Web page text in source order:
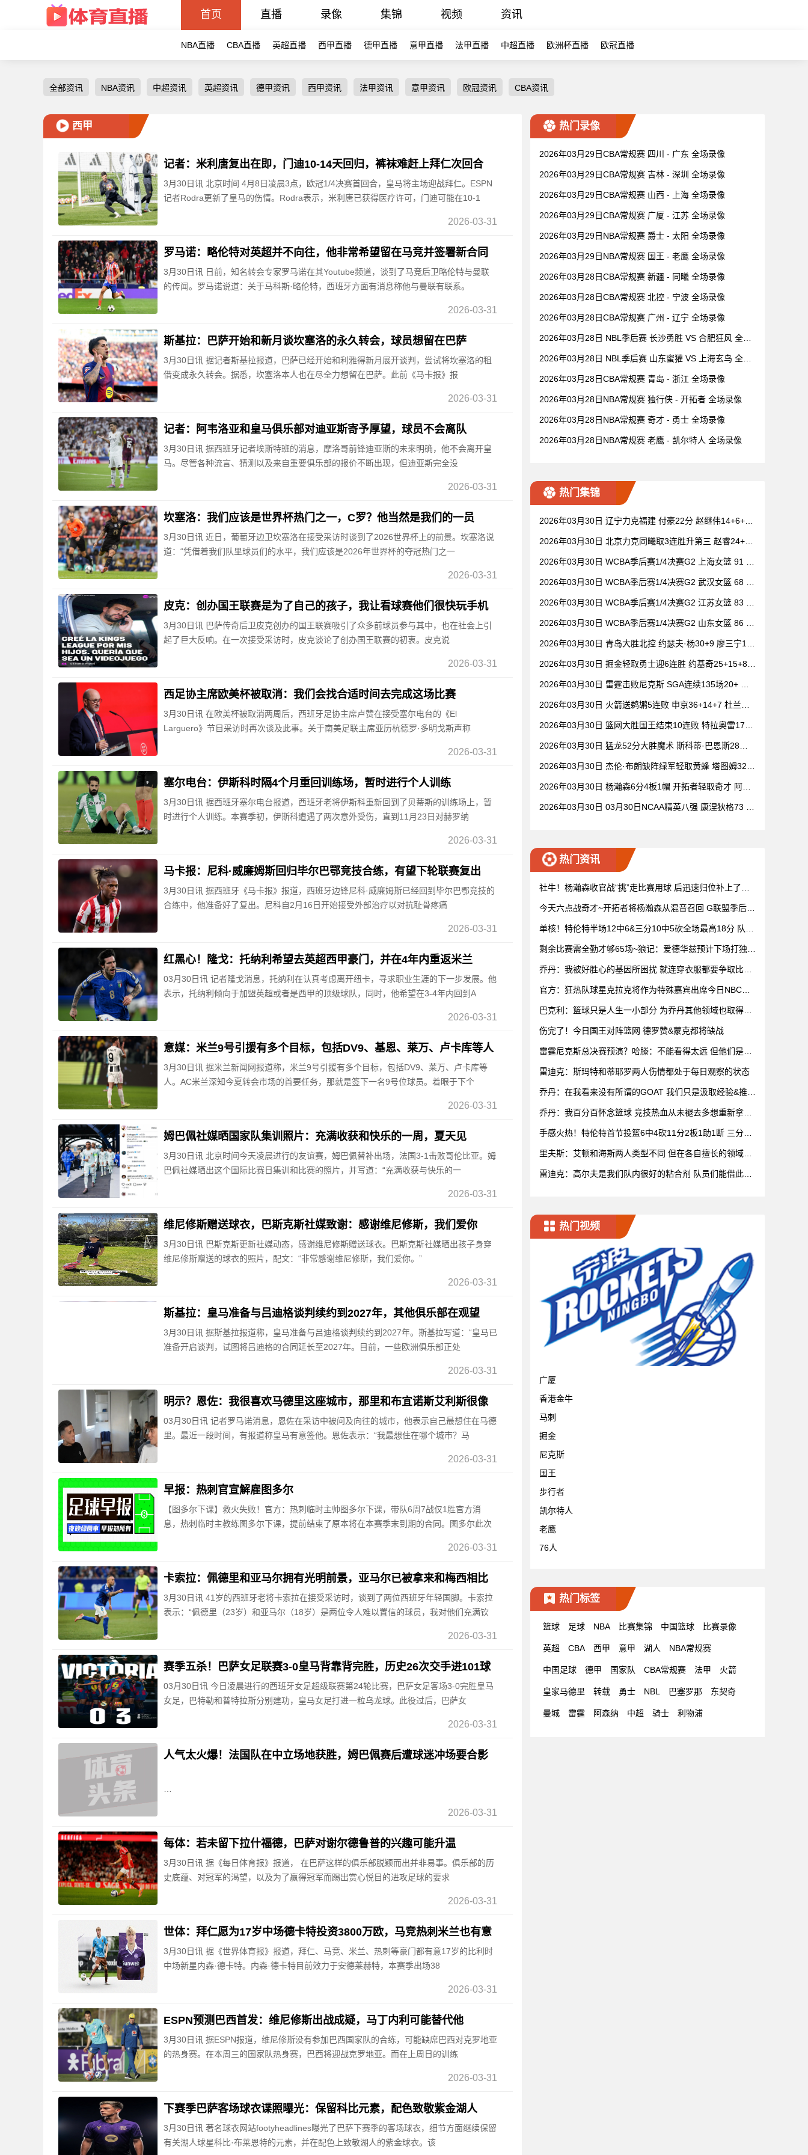
首页 直播 录像 集锦 视频 资讯
NBA直播 CBA直播 英超直播 西甲直播 德甲直播 意甲直播 法甲直播 中超直播 欧洲杯直播 欧冠直播
全部资讯 NBA资讯 中超资讯 英超资讯 德甲资讯 西甲资讯 法甲资讯 意甲资讯 欧冠资讯 CBA资讯
西甲
记者：米利唐复出在即，门迪10-14天回归，裤袜难赶上拜仁次回合
3月30日讯 北京时间 4月8日凌晨3点，欧冠1/4决赛首回合，皇马将主场迎战拜仁。ESPN
记者Rodra更新了皇马的伤情。Rodra表示，米利唐已获得医疗许可，门迪可能在10-1
2026-03-31
罗马诺：略伦特对英超并不向往，他非常希望留在马竞并签署新合同
3月30日讯 日前，知名转会专家罗马诺在其Youtube频道，谈到了马竞后卫略伦特与曼联
的传闻。罗马诺说道：关于马科斯·略伦特，西班牙方面有消息称他与曼联有联系。
2026-03-31
斯基拉：巴萨开始和新月谈坎塞洛的永久转会，球员想留在巴萨
3月30日讯 据记者斯基拉报道，巴萨已经开始和利雅得新月展开谈判，尝试将坎塞洛的租
借变成永久转会。据悉，坎塞洛本人也在尽全力想留在巴萨。此前《马卡报》报
2026-03-31
记者：阿韦洛亚和皇马俱乐部对迪亚斯寄予厚望，球员不会离队
3月30日讯 据西班牙记者埃斯特班的消息，摩洛哥前锋迪亚斯的未来明确，他不会离开皇
马。尽管各种流言、猜测以及来自重要俱乐部的报价不断出现，但迪亚斯完全没
2026-03-31
坎塞洛：我们应该是世界杯热门之一，C罗？他当然是我们的一员
3月30日讯 近日，葡萄牙边卫坎塞洛在接受采访时谈到了2026世界杯上的前景。坎塞洛说
道：“凭借着我们队里球员们的水平，我们应该是2026年世界杯的夺冠热门之一
2026-03-31
皮克：创办国王联赛是为了自己的孩子，我让看球赛他们很快玩手机
3月30日讯 巴萨传奇后卫皮克创办的国王联赛吸引了众多前球员参与其中，也在社会上引
起了巨大反响。在一次接受采访时，皮克谈论了创办国王联赛的初衷。皮克说
2026-03-31
西足协主席欧美杯被取消：我们会找合适时间去完成这场比赛
3月30日讯 在欧美杯被取消两周后，西班牙足协主席卢赞在接受塞尔电台的《El
Larguero》节目采访时再次谈及此事。关于南美足联主席亚历杭德罗·多明戈斯声称
2026-03-31
塞尔电台：伊斯科时隔4个月重回训练场，暂时进行个人训练
3月30日讯 据西班牙塞尔电台报道，西班牙老将伊斯科重新回到了贝蒂斯的训练场上，暂
时进行个人训练。本赛季初，伊斯科遭遇了两次意外受伤，直到11月23日对赫罗纳
2026-03-31
马卡报：尼科·威廉姆斯回归毕尔巴鄂竞技合练，有望下轮联赛复出
3月30日讯 据西班牙《马卡报》报道，西班牙边锋尼科·威廉姆斯已经回到毕尔巴鄂竞技的
合练中，他准备好了复出。尼科自2月16日开始接受外部治疗以对抗耻骨疼痛
2026-03-31
红黑心！隆戈：托纳利希望去英超西甲豪门，并在4年内重返米兰
03月30日讯 记者隆戈消息，托纳利在认真考虑离开纽卡，寻求职业生涯的下一步发展。他
表示，托纳利倾向于加盟英超或者是西甲的顶级球队，同时，他希望在3-4年内回到A
2026-03-31
意媒：米兰9号引援有多个目标，包括DV9、基恩、莱万、卢卡库等人
3月30日讯 据米兰新闻网报道称，米兰9号引援有多个目标，包括DV9、莱万、卢卡库等
人。AC米兰深知今夏转会市场的首要任务，那就是签下一名9号位球员。着眼于下个
2026-03-31
姆巴佩社媒晒国家队集训照片：充满收获和快乐的一周，夏天见
3月30日讯 北京时间今天凌晨进行的友谊赛，姆巴佩替补出场，法国3-1击败哥伦比亚。姆
巴佩社媒晒出这个国际比赛日集训和比赛的照片，并写道：“充满收获与快乐的一
2026-03-31
维尼修斯赠送球衣，巴斯克斯社媒致谢：感谢维尼修斯，我们爱你
3月30日讯 巴斯克斯更新社媒动态，感谢维尼修斯赠送球衣。巴斯克斯社媒晒出孩子身穿
维尼修斯赠送的球衣的照片，配文：“非常感谢维尼修斯，我们爱你。”
2026-03-31
斯基拉：皇马准备与吕迪格谈判续约到2027年，其他俱乐部在观望
3月30日讯 据斯基拉报道称，皇马准备与吕迪格谈判续约到2027年。斯基拉写道：“皇马已
准备开启谈判，试图将吕迪格的合同延长至2027年。目前，一些欧洲俱乐部正处
2026-03-31
明示？恩佐：我很喜欢马德里这座城市，那里和布宜诺斯艾利斯很像
03月30日讯 记者罗马诺消息，恩佐在采访中被问及向往的城市，他表示自己最想住在马德
里。最近一段时间，有报道称皇马有意签他。恩佐表示：“我最想住在哪个城市？马
2026-03-31
早报：热刺官宣解雇图多尔
【图多尔下课】救火失败！官方：热刺临时主帅图多尔下课，带队6周7战仅1胜官方消
息，热刺临时主教练图多尔下课，提前结束了原本将在本赛季末到期的合同。图多尔此次
2026-03-31
卡索拉：佩德里和亚马尔拥有光明前景，亚马尔已被拿来和梅西相比
3月30日讯 41岁的西班牙老将卡索拉在接受采访时，谈到了两位西班牙年轻国脚。卡索拉
表示：“佩德里（23岁）和亚马尔（18岁）是两位令人难以置信的球员，我对他们充满钦
2026-03-31
赛季五杀！巴萨女足联赛3-0皇马背靠背完胜，历史26次交手进101球
03月30日讯 今日凌晨进行的西班牙女足超级联赛第24轮比赛，巴萨女足客场3-0完胜皇马
女足，巴特勒和普特拉斯分别建功，皇马女足打进一粒乌龙球。此役过后，巴萨女
2026-03-31
人气太火爆！法国队在中立场地获胜，姆巴佩赛后遭球迷冲场要合影
2026-03-31
每体：若未留下拉什福德，巴萨对谢尔德鲁普的兴趣可能升温
3月30日讯 据《每日体育报》报道， 在巴萨这样的俱乐部脱颖而出并非易事。俱乐部的历
史底蕴、对冠军的渴望，以及为了赢得冠军而踢出赏心悦目的进攻足球的要求
2026-03-31
世体：拜仁愿为17岁中场德卡特投资3800万欧，马竞热刺米兰也有意
3月30日讯 据《世界体育报》报道，拜仁、马竞、米兰、热刺等豪门都有意17岁的比利时
中场新星内森·德卡特。内森·德卡特目前效力于安德莱赫特，本赛季出场38
2026-03-31
ESPN预测巴西首发：维尼修斯出战成疑，马丁内利可能替代他
3月30日讯 据ESPN报道，维尼修斯没有参加巴西国家队的合练，可能缺席巴西对克罗地亚
的热身赛。在本周三的国家队热身赛，巴西将迎战克罗地亚。而在上周日的训练
2026-03-31
下赛季巴萨客场球衣谍照曝光：保留科比元素，配色致敬紫金湖人
3月30日讯 著名球衣网站footyheadlines曝光了巴萨下赛季的客场球衣，细节方面继续保留
有关湖人球星科比·布莱恩特的元素，并在配色上致敬湖人的紫金球衣。该
热门录像
2026年03月29日CBA常规赛 四川 - 广东 全场录像
2026年03月29日CBA常规赛 吉林 - 深圳 全场录像
2026年03月29日CBA常规赛 山西 - 上海 全场录像
2026年03月29日CBA常规赛 广厦 - 江苏 全场录像
2026年03月29日NBA常规赛 爵士 - 太阳 全场录像
2026年03月29日NBA常规赛 国王 - 老鹰 全场录像
2026年03月28日CBA常规赛 新疆 - 同曦 全场录像
2026年03月28日CBA常规赛 北控 - 宁波 全场录像
2026年03月28日CBA常规赛 广州 - 辽宁 全场录像
2026年03月28日 NBL季后赛 长沙勇胜 VS 合肥狂风 全场
2026年03月28日 NBL季后赛 山东蜜獾 VS 上海玄鸟 全场
2026年03月28日CBA常规赛 青岛 - 浙江 全场录像
2026年03月28日NBA常规赛 独行侠 - 开拓者 全场录像
2026年03月28日NBA常规赛 奇才 - 勇士 全场录像
2026年03月28日NBA常规赛 老鹰 - 凯尔特人 全场录像
热门集锦
2026年03月30日 辽宁力克福建 付豪22分 赵继伟14+6+11
2026年03月30日 北京力克同曦取3连胜升第三 赵睿24+6
2026年03月30日 WCBA季后赛1/4决赛G2 上海女篮 91 -
2026年03月30日 WCBA季后赛1/4决赛G2 武汉女篮 68 -
2026年03月30日 WCBA季后赛1/4决赛G2 江苏女篮 83 -
2026年03月30日 WCBA季后赛1/4决赛G2 山东女篮 86 -
2026年03月30日 青岛大胜北控 约瑟夫·杨30+9 廖三宁15
2026年03月30日 掘金轻取勇士迎6连胜 约基奇25+15+8
2026年03月30日 雷霆击败尼克斯 SGA连续135场20+ 布
2026年03月30日 火箭送鹈鹕5连败 申京36+14+7 杜兰特2
2026年03月30日 篮网大胜国王结束10连败 特拉奥雷17+6
2026年03月30日 猛龙52分大胜魔术 斯科蒂·巴恩斯28分
2026年03月30日 杰伦·布朗缺阵绿军轻取黄蜂 塔图姆32+
2026年03月30日 杨瀚森6分4板1帽 开拓者轻取奇才 阿夫
2026年03月30日 03月30日NCAA精英八强 康涅狄格73 -
热门资讯
社牛！杨瀚森收官战“挑”走比赛用球 后迅速归位补上了赛
今天六点战奇才~开拓者将杨瀚森从混音召回 G联盟季后赛
单核！特伦特半场12中6&三分10中5砍全场最高18分 队友
剩余比赛需全勤才够65场~狼记：爱德华兹预计下场打独行
乔丹：我被好胜心的基因所困扰 就连穿衣服都要争取比妻
官方：狂热队球星克拉克将作为特殊嘉宾出席今日NBC赛
巴克利：篮球只是人生一小部分 为乔丹其他领域也取得成
伤完了！今日国王对阵篮网 德罗赞&蒙克都将缺战
雷霆尼克斯总决赛预演？哈滕：不能看得太远 但他们是支
雷迪克：斯玛特和蒂耶罗两人伤情都处于每日观察的状态
乔丹：在我看来没有所谓的GOAT 我们只是汲取经验&推动
乔丹：我百分百怀念篮球 竞技热血从未褪去多想重新拿球
手感火热！特伦特首节投篮6中4砍11分2板1助1断 三分5
里夫斯：艾顿和海斯两人类型不同 但在各自擅长的领域都
雷迪克：高尔夫是我们队内很好的粘合剂 队员们能借此尽
热门视频
广厦
香港金牛
马刺
掘金
尼克斯
国王
步行者
凯尔特人
老鹰
76人
热门标签
篮球 足球 NBA 比赛集锦 中国篮球 比赛录像
英超 CBA 西甲 意甲 湖人 NBA常规赛
中国足球 德甲 国家队 CBA常规赛 法甲 火箭
皇家马德里 转载 勇士 NBL 巴塞罗那 东契奇
曼城 雷霆 阿森纳 中超 骑士 利物浦